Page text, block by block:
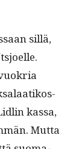
sil­lä,
kas­sa,
Mut­ta